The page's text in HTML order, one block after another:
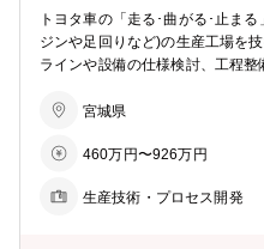
トヨタ車の「走る･曲がる･止ま
ジンや足回りなど)の生産工場を技術で
ラインや設備の仕様検討、工程
造、品質管理、設備、生産技術
企画･開発 ・原動力施設の維持管
宮城県
460万円〜926万円
生産技術・プロセス開発